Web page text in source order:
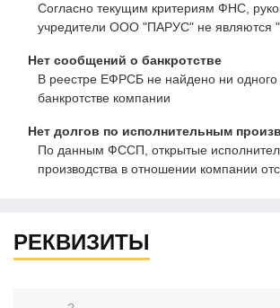
Согласно текущим критериям ФНС,
учредители ООО "ПАРУС" не являются
Нет сообщений о банкротстве
В реестре ЕФРСБ не найдено ни
банкротстве компании
Нет долгов по исполнительным
По данным ФССП, открытые
производства в отношении компании
РЕКВИЗИТЫ